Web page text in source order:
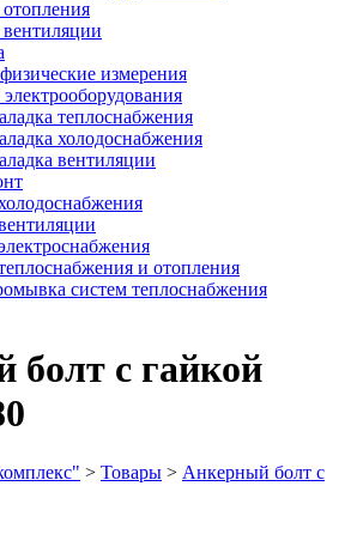
измерения
теплоснабжения
холодоснабжения
вентиляции
и отопления
систем теплоснабжения
болт с гайкой
> Товары > Анкерный болт с